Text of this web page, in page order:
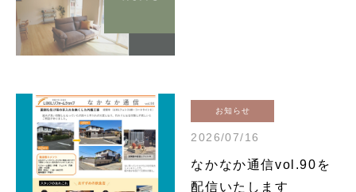
お知らせ
2026/07/16
なかなか通信vol.90を
配信いたします